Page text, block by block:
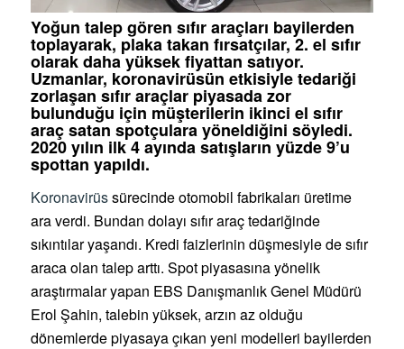
Yoğun talep gören sıfır araçları bayilerden
toplayarak, plaka takan fırsatçılar, 2. el sıfır
olarak daha yüksek fiyattan satıyor.
Uzmanlar, koronavirüsün etkisiyle tedariği
zorlaşan sıfır araçlar piyasada zor
bulunduğu için müşterilerin ikinci el sıfır
araç satan spotçulara yöneldiğini söyledi.
2020 yılın ilk 4 ayında satışların yüzde 9’u
spottan yapıldı.
Koronavirüssürecinde otomobil fabrikaları üretime
ara verdi. Bundan dolayı sıfır araç tedariğinde
sıkıntılar yaşandı. Kredi faizlerinin düşmesiyle de sıfır
araca olan talep arttı. Spot piyasasına yönelik
araştırmalar yapan EBS Danışmanlık Genel Müdürü
Erol Şahin, talebin yüksek, arzın az olduğu
dönemlerde piyasaya çıkan yeni modelleri bayilerden